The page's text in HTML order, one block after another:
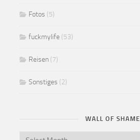
Fotos (5)
fuckmylife (53)
Reisen (7)
Sonstiges (2)
WALL OF SHAME